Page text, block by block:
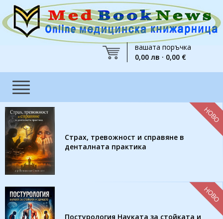
вашата поръчка
0,00 лв · 0,00 €
Страх, тревожност и справяне в
денталната практика
НОВО
Постурология Науката за стойката и
НОВО